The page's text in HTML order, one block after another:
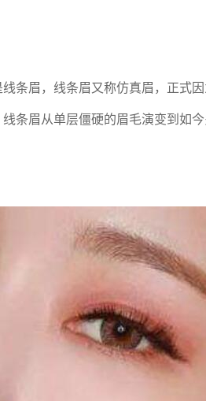
条眉，线条眉又称仿真眉，正式
条眉从单层僵硬的眉毛演变到如